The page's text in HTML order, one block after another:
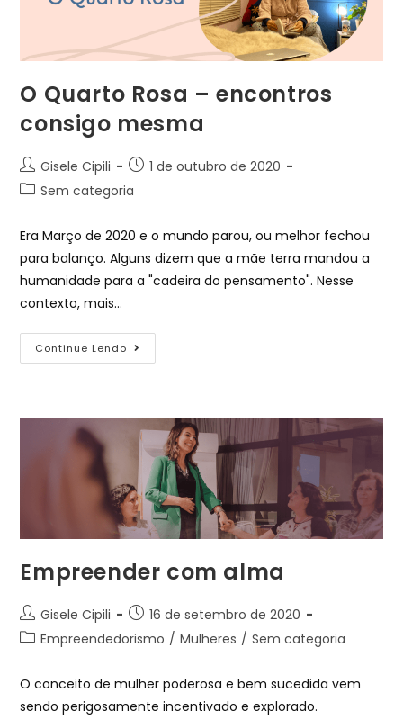
O Quarto Rosa – encontros
consigo mesma
Gisele Cipili
1 de outubro de 2020
Sem categoria
Era Março de 2020 e o mundo parou, ou melhor fechou
para balanço. Alguns dizem que a mãe terra mandou a
humanidade para a "cadeira do pensamento". Nesse
contexto, mais…
Continue Lendo
Empreender com alma
Gisele Cipili
16 de setembro de 2020
Empreendedorismo / Mulheres / Sem categoria
O conceito de mulher poderosa e bem sucedida vem
sendo perigosamente incentivado e explorado.